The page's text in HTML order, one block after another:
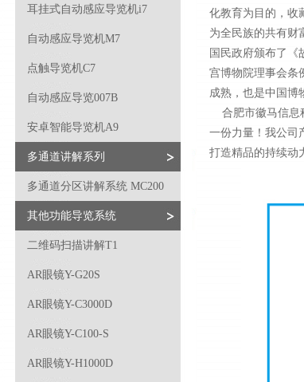
耳挂式自动感应导览机i7
自动感应导览机M7
点触导览机C7
自动感应导览007B
安卓智能导览机A9
多通道讲解系列
多通道分区讲解系统 MC200
其他功能导览系统
二维码扫描讲解T1
AR眼镜Y-G20S
AR眼镜Y-C3000D
AR眼镜Y-C100-S
AR眼镜Y-H1000D
化教育为目的，收
为全民族的共有财
国民政府颁布了
宫博物院理事会条
成熟，也是中国博
合肥市徽马信息
一份力量！我公司
打造精品的持续动